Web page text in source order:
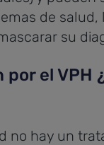
de salud,
su
el VPH
no hay un